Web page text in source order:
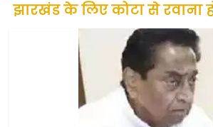
झारखंड के लिए कोटा से रवाना
सीएम हेमंत सोरेन
उत्तराखंड के अन्य राज्यों में फंसे
होगी घर वापसी
प्रवासियों व मजदूरों को दी गई
ने कराया पंजीयन: राजस्थान